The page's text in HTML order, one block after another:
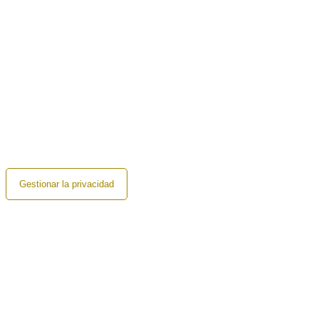
Gestionar la privacidad